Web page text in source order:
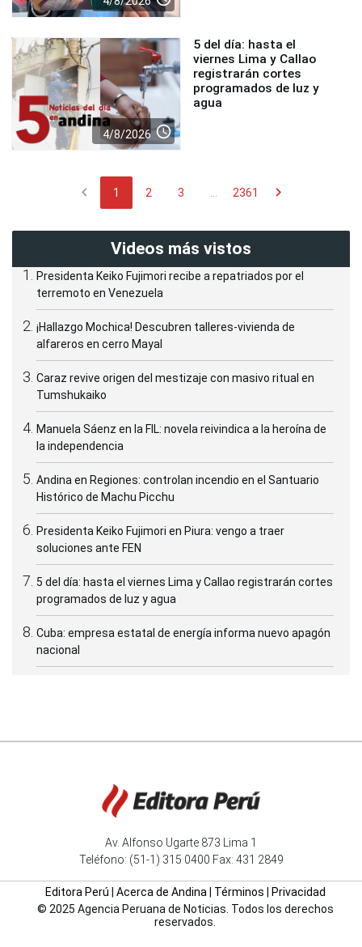
4/8/2026 access_time
5 del día: hasta el
viernes Lima y Callao
registrarán cortes
programados de luz y
agua
chevron_left 1 2 3 ... 2361 chevron_right
Videos más vistos
Presidenta Keiko Fujimori recibe a repatriados por el
terremoto en Venezuela
¡Hallazgo Mochica! Descubren talleres-vivienda de
alfareros en cerro Mayal
Caraz revive origen del mestizaje con masivo ritual en
Tumshukaiko
Manuela Sáenz en la FIL: novela reivindica a la heroína de
la independencia
Andina en Regiones: controlan incendio en el Santuario
Histórico de Machu Picchu
Presidenta Keiko Fujimori en Piura: vengo a traer
soluciones ante FEN
5 del día: hasta el viernes Lima y Callao registrarán cortes
programados de luz y agua
Cuba: empresa estatal de energía informa nuevo apagón
nacional
Av. Alfonso Ugarte 873 Lima 1
Teléfono: (51-1) 315 0400 Fax: 431 2849
Editora Perú Acerca de Andina| Términos
Privacidad
© 2025 Agencia Peruana de Noticias. Todos los derechos
reservados.